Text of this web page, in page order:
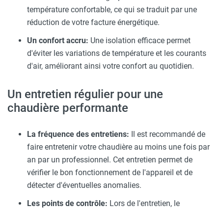
température confortable, ce qui se traduit par une
réduction de votre facture énergétique.
Un confort accru: Une isolation efficace permet
d'éviter les variations de température et les courants
d'air, améliorant ainsi votre confort au quotidien.
Un entretien régulier pour une
chaudière performante
La fréquence des entretiens: Il est recommandé de
faire entretenir votre chaudière au moins une fois par
an par un professionnel. Cet entretien permet de
vérifier le bon fonctionnement de l'appareil et de
détecter d'éventuelles anomalies.
Les points de contrôle: Lors de l'entretien, le